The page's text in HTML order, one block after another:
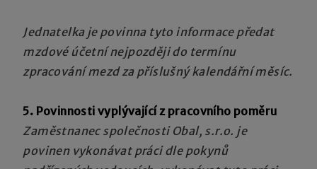
Jednatelka je povinna tyto informace předat
mzdové účetní nejpozději do termínu
zpracování mezd za příslušný kalendářní měsíc.
5. Povinnosti vyplývající z pracovního poměru
Zaměstnanec společnosti Obal, s.r.o. je
povinen vykonávat práci dle pokynů